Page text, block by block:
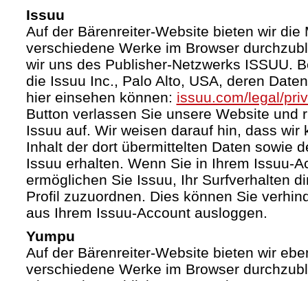
Issuu
Auf der Bärenreiter-Website bieten wir die
verschiedene Werke im Browser
wir uns des Publisher-Netzwerks ISSUU.
die Issuu Inc., Palo Alto, USA, deren
hier einsehen können: issuu.com/legal/
Button verlassen Sie unsere Website und
Issuu auf. Wir weisen darauf hin, dass wir
Inhalt der dort übermittelten Daten sowie
Issuu erhalten. Wenn Sie in Ihrem Issuu-
ermöglichen Sie Issuu, Ihr Surfverhalten
Profil zuzuordnen. Dies können Sie
aus Ihrem Issuu-Account ausloggen.
Yumpu
Auf der Bärenreiter-Website bieten wir
verschiedene Werke im Browser